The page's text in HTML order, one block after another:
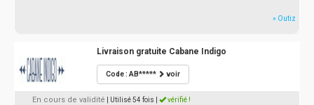
» Outiz
Livraison gratuite Cabane Indigo
Code : AB***** voir
En cours de validité | Utilisé 54 fois vérifié !